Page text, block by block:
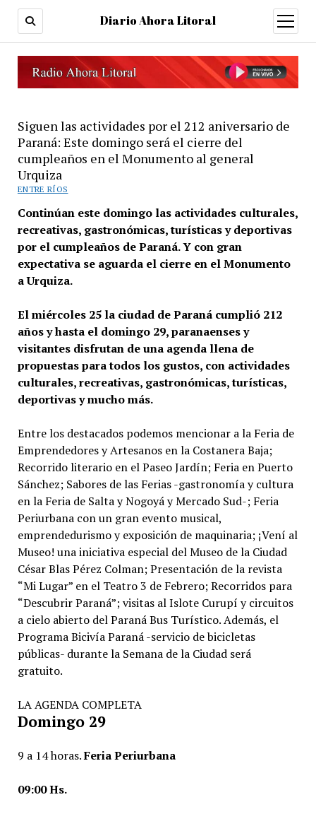
Diario Ahora Litoral
open
menu
Siguen las actividades por el 212 aniversario de
Paraná: Este domingo será el cierre del
cumpleaños en el Monumento al general
Urquiza
ENTRE RÍOS
Continúan este domingo las actividades culturales,
recreativas, gastronómicas, turísticas y deportivas
por el cumpleaños de Paraná. Y con gran
expectativa se aguarda el cierre en el Monumento
a Urquiza.
El miércoles 25 la ciudad de Paraná cumplió 212
años y hasta el domingo 29, paranaenses y
visitantes disfrutan de una agenda llena de
propuestas para todos los gustos, con actividades
culturales, recreativas, gastronómicas, turísticas,
deportivas y mucho más.
Entre los destacados podemos mencionar a la Feria de
Emprendedores y Artesanos en la Costanera Baja;
Recorrido literario en el Paseo Jardín; Feria en Puerto
Sánchez; Sabores de las Ferias -gastronomía y cultura
en la Feria de Salta y Nogoyá y Mercado Sud-; Feria
Periurbana con un gran evento musical,
emprendedurismo y exposición de maquinaria; ¡Vení al
Museo! una iniciativa especial del Museo de la Ciudad
César Blas Pérez Colman; Presentación de la revista
“Mi Lugar” en el Teatro 3 de Febrero; Recorridos para
“Descubrir Paraná”; visitas al Islote Curupí y circuitos
a cielo abierto del Paraná Bus Turístico. Además, el
Programa Bicivía Paraná -servicio de bicicletas
públicas- durante la Semana de la Ciudad será
gratuito.
LA AGENDA COMPLETA
Domingo 29
9 a 14 horas.Feria Periurbana
09:00 Hs.